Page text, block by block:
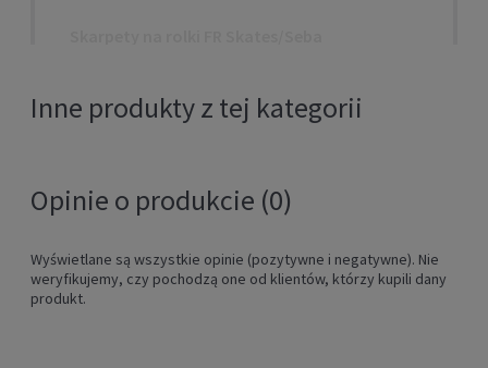
69,00 zł
Inne produkty z tej kategorii
Opinie o produkcie (0)
Wyświetlane są wszystkie opinie (pozytywne i negatywne). Nie
weryfikujemy, czy pochodzą one od klientów, którzy kupili dany
produkt.